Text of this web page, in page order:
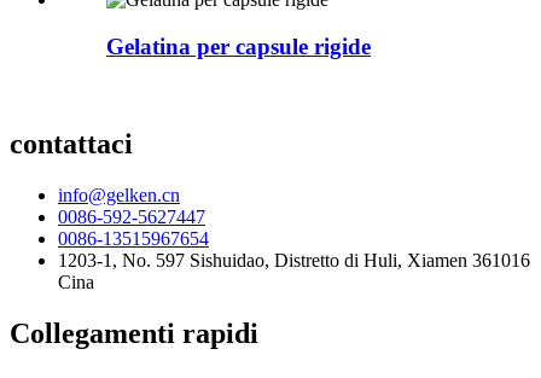
Gelatina per capsule rigide
contattaci
info@gelken.cn
0086-592-5627447
0086-13515967654
1203-1, No. 597 Sishuidao, Distretto di Huli, Xiamen 361016
Cina
Collegamenti rapidi